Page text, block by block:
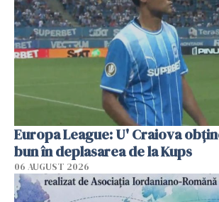
Europa League: U' Craiova
bun în deplasarea de la Kups
06 AUGUST 2026